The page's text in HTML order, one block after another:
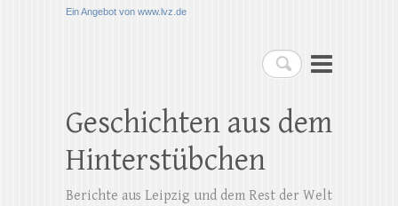
Ein Angebot von www.lvz.de
Suchen
Geschichten aus dem
Hinterstübchen
Berichte aus Leipzig und dem Rest der Welt